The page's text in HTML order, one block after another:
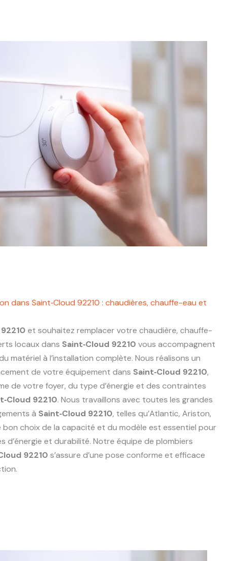
dans Saint‑Cloud 92210 : chaudières, chauffe-eau et
et souhaitez remplacer votre chaudière, chauffe-
locaux dans Saint‑Cloud 92210 vous accompagnent
matériel à l’installation complète. Nous réalisons un
de votre équipement dans Saint‑Cloud 92210,
de votre foyer, du type d’énergie et des contraintes
92210. Nous travaillons avec toutes les grandes
à Saint‑Cloud 92210, telles qu’Atlantic, Ariston,
bon choix de la capacité et du modèle est essentiel pour
d’énergie et durabilité. Notre équipe de plombiers
92210 s’assure d’une pose conforme et efficace